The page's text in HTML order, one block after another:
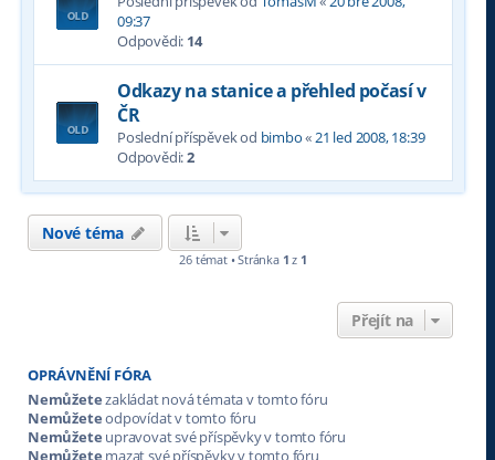
09:37
Odpovědi: 14
Odkazy na stanice a přehled počasí v
ČR
Poslední příspěvek od bimbo«21 led 2008, 18:39
Odpovědi:2
Nové téma
26 témat • Stránka 1 z 1
Přejít na
OPRÁVNĚNÍ FÓRA
Nemůžetezakládat nová témata v tomto fóru
Nemůžeteodpovídat v tomto fóru
Nemůžete upravovat své příspěvky v tomto fóru
Nemůžete mazat své příspěvky v tomto fóru